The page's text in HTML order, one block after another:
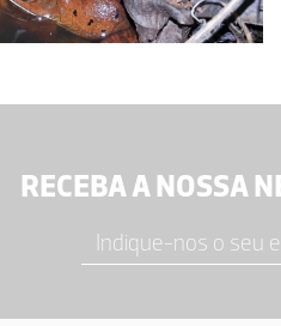
RECEBA A NOSSA